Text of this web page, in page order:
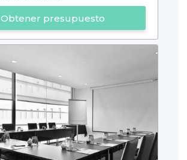
Obtener presupuesto